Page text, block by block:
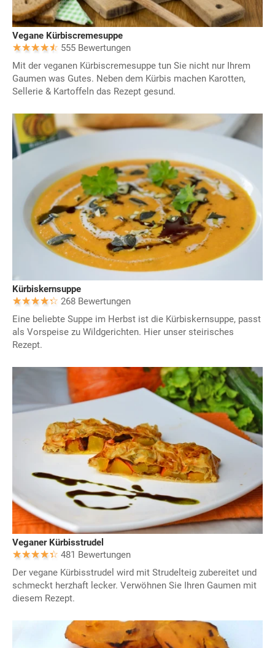
Vegane Kürbiscremesuppe
555 Bewertungen
Mit der veganen Kürbiscremesuppe tun Sie nicht nur Ihrem
Gaumen was Gutes. Neben dem Kürbis machen Karotten,
Sellerie & Kartoffeln das Rezept gesund.
Kürbiskernsuppe
268 Bewertungen
Eine beliebte Suppe im Herbst ist die Kürbiskernsuppe, passt
als Vorspeise zu Wildgerichten. Hier unser steirisches
Rezept.
Veganer Kürbisstrudel
481 Bewertungen
Der vegane Kürbisstrudel wird mit Strudelteig zubereitet und
schmeckt herzhaft lecker. Verwöhnen Sie Ihren Gaumen mit
diesem Rezept.